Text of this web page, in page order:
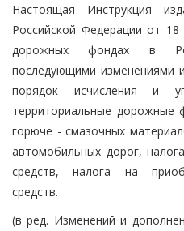
Настоящая Инструкция
Российской Федерации от
дорожных фондах в
последующими изменениями
порядок исчисления и
территориальные дорожные
горюче - смазочных
автомобильных дорог,
средств, налога на
средств.
(в ред. Изменений и